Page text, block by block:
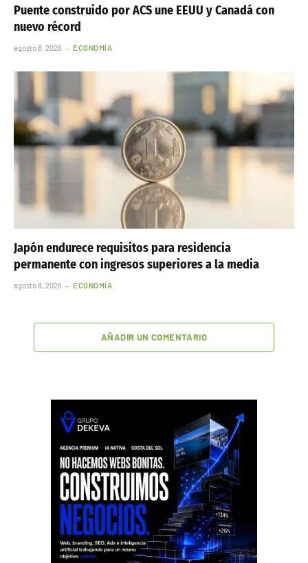
Puente construido por ACS une EEUU y Canadá con
nuevo récord
agosto 8, 2026 ECONOMÍA
Japón endurece requisitos para residencia
permanente con ingresos superiores a la media
agosto 8, 2026 ECONOMÍA
AÑADIR UN COMENTARIO